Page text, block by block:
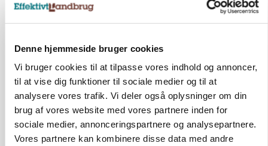
Denne hjemmeside bruger cookies
Vi bruger cookies til at tilpasse vores indhold og annoncer,
til at vise dig funktioner til sociale medier og til at
analysere vores trafik. Vi deler også oplysninger om din
brug af vores website med vores partnere inden for
sociale medier, annonceringspartnere og analysepartnere.
Vores partnere kan kombinere disse data med andre
BUSINESS